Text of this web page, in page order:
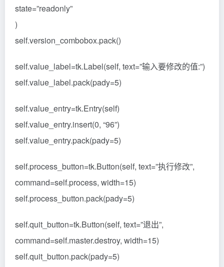
state=”readonly”
)
self.version_combobox.pack()
self.value_label=tk.Label(self, text=”输入要修改的值:”)
self.value_label.pack(pady=5)
self.value_entry=tk.Entry(self)
self.value_entry.insert(0, “96”)
self.value_entry.pack(pady=5)
self.process_button=tk.Button(self, text=”执行修改”,
command=self.process, width=15)
self.process_button.pack(pady=5)
self.quit_button=tk.Button(self, text=”退出”,
command=self.master.destroy, width=15)
self.quit_button.pack(pady=5)